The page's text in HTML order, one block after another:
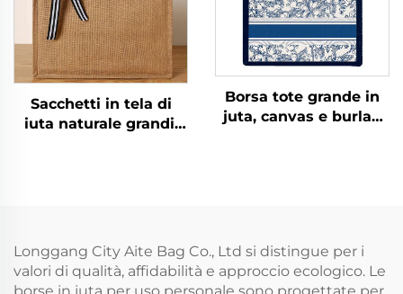
damigella d'onore
Sacchetti in tela di
iuta naturale grandi,
Borsa tote grande in
juta, canvas e burlap
quotidiano
Longgang City Aite Bag Co., Ltd si distingue per i
valori di qualità, affidabilità e approccio ecologico. Le